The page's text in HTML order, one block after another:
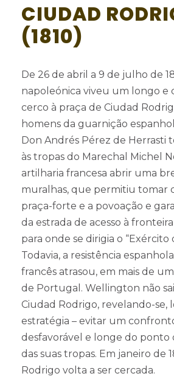
CIUDAD
(1810)
De 26 de abril a 9 de julho de
napoleónica viveu um longo e
cerco à praça de Ciudad
homens da guarnição
Don Andrés Pérez de Herrasti
às tropas do Marechal Michel
artilharia francesa abrir uma
muralhas, que permitiu tomar
praça-forte e a povoação e
da estrada de acesso à
para onde se dirigia o “Exército
Todavia, a resistência
francês atrasou, em mais de um
de Portugal. Wellington não
Ciudad Rodrigo, revelando-se,
estratégia – evitar um
desfavorável e longe do ponto
das suas tropas. Em janeiro de
Rodrigo volta a ser cercada.